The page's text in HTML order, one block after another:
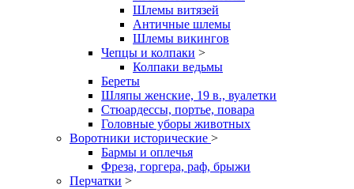
Шлемы витязей
Античные шлемы
Шлемы викингов
Чепцы и колпаки >
Колпаки ведьмы
Береты
Шляпы женские, 19 в., вуалетки
Стюардессы, портье, повара
Головные уборы животных
Воротники исторические >
Бармы и оплечья
Фреза, горгера, раф, брыжи
Перчатки >